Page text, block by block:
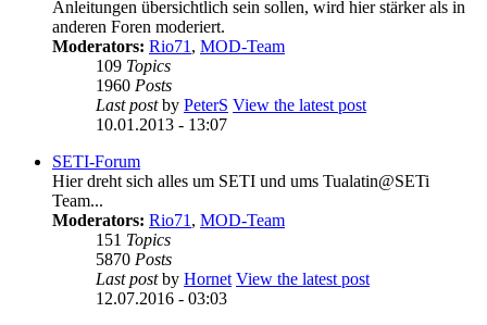
Anleitungen übersichtlich sein sollen, wird hier stärker als in
anderen Foren moderiert.
Moderators: Rio71, MOD-Team
109 Topics
1960 Posts
Last postby PeterS View the latest post
10.01.2013 - 13:07
SETI-Forum
Hier dreht sich alles um SETI und ums Tualatin@SETi
Team...
Moderators: Rio71, MOD-Team
151 Topics
5870 Posts
Last postby Hornet View the latest post
12.07.2016 - 03:03